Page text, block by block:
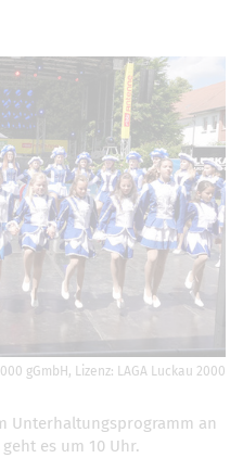
gGmbH, Lizenz: LAGA Luckau 2000
Unterhaltungsprogramm an
es um 10 Uhr.